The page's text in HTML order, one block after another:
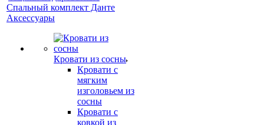
Спальный комплект Данте
Аксессуары
Кровати из сосны
Кровати с
мягким
изголовьем из
сосны
Кровати с
ковкой из